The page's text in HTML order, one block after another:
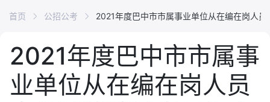
首页 公招公考 2021年度巴中市市属事业单位从在编在岗人
2021年度巴中市市属事
业单位从在编在岗人员